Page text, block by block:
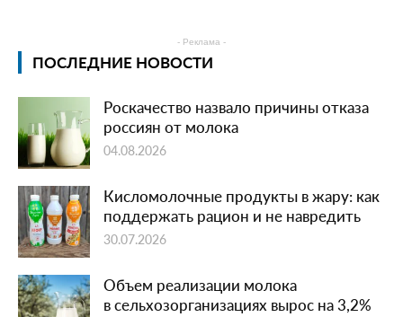
- Реклама -
ПОСЛЕДНИЕ НОВОСТИ
Роскачество назвало причины отказа
россиян от молока
04.08.2026
Кисломолочные продукты в жару: как
поддержать рацион и не навредить
30.07.2026
Объем реализации молока
в сельхозорганизациях вырос на 3,2%